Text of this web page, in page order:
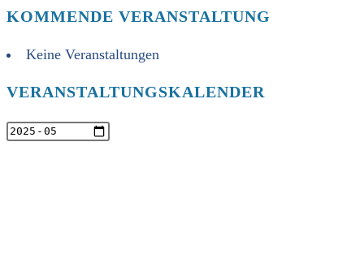
KOMMENDE VERANSTALTUNG
Keine Veranstaltungen
VERANSTALTUNGSKALENDER